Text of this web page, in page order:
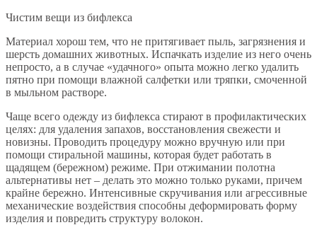
Чистим вещи из бифлекса
Материал хорош тем, что не притягивает пыль, загрязнения и
шерсть домашних животных. Испачкать изделие из него очень
непросто, а в случае «удачного» опыта можно легко удалить
пятно при помощи влажной салфетки или тряпки, смоченной
в мыльном растворе.
Чаще всего одежду из бифлекса стирают в профилактических
целях: для удаления запахов, восстановления свежести и
новизны. Проводить процедуру можно вручную или при
помощи стиральной машины, которая будет работать в
щадящем (бережном) режиме. При отжимании полотна
альтернативы нет – делать это можно только руками, причем
крайне бережно. Интенсивные скручивания или агрессивные
механические воздействия способны деформировать форму
изделия и повредить структуру волокон.